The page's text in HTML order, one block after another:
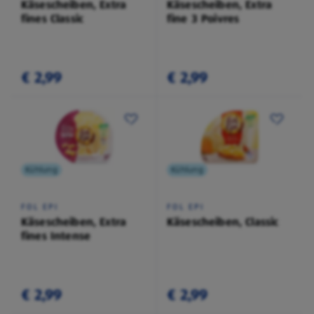
Käsescheiben, Extra
fines Classic
€ 2,99
Käsescheiben, Extra
fine 3 Poivres
€ 2,99
Kühlung
FOL EPI
Käsescheiben, Extra
fines Intense
€ 2,99
Kühlung
FOL EPI
Käsescheiben, Classic
€ 2,99